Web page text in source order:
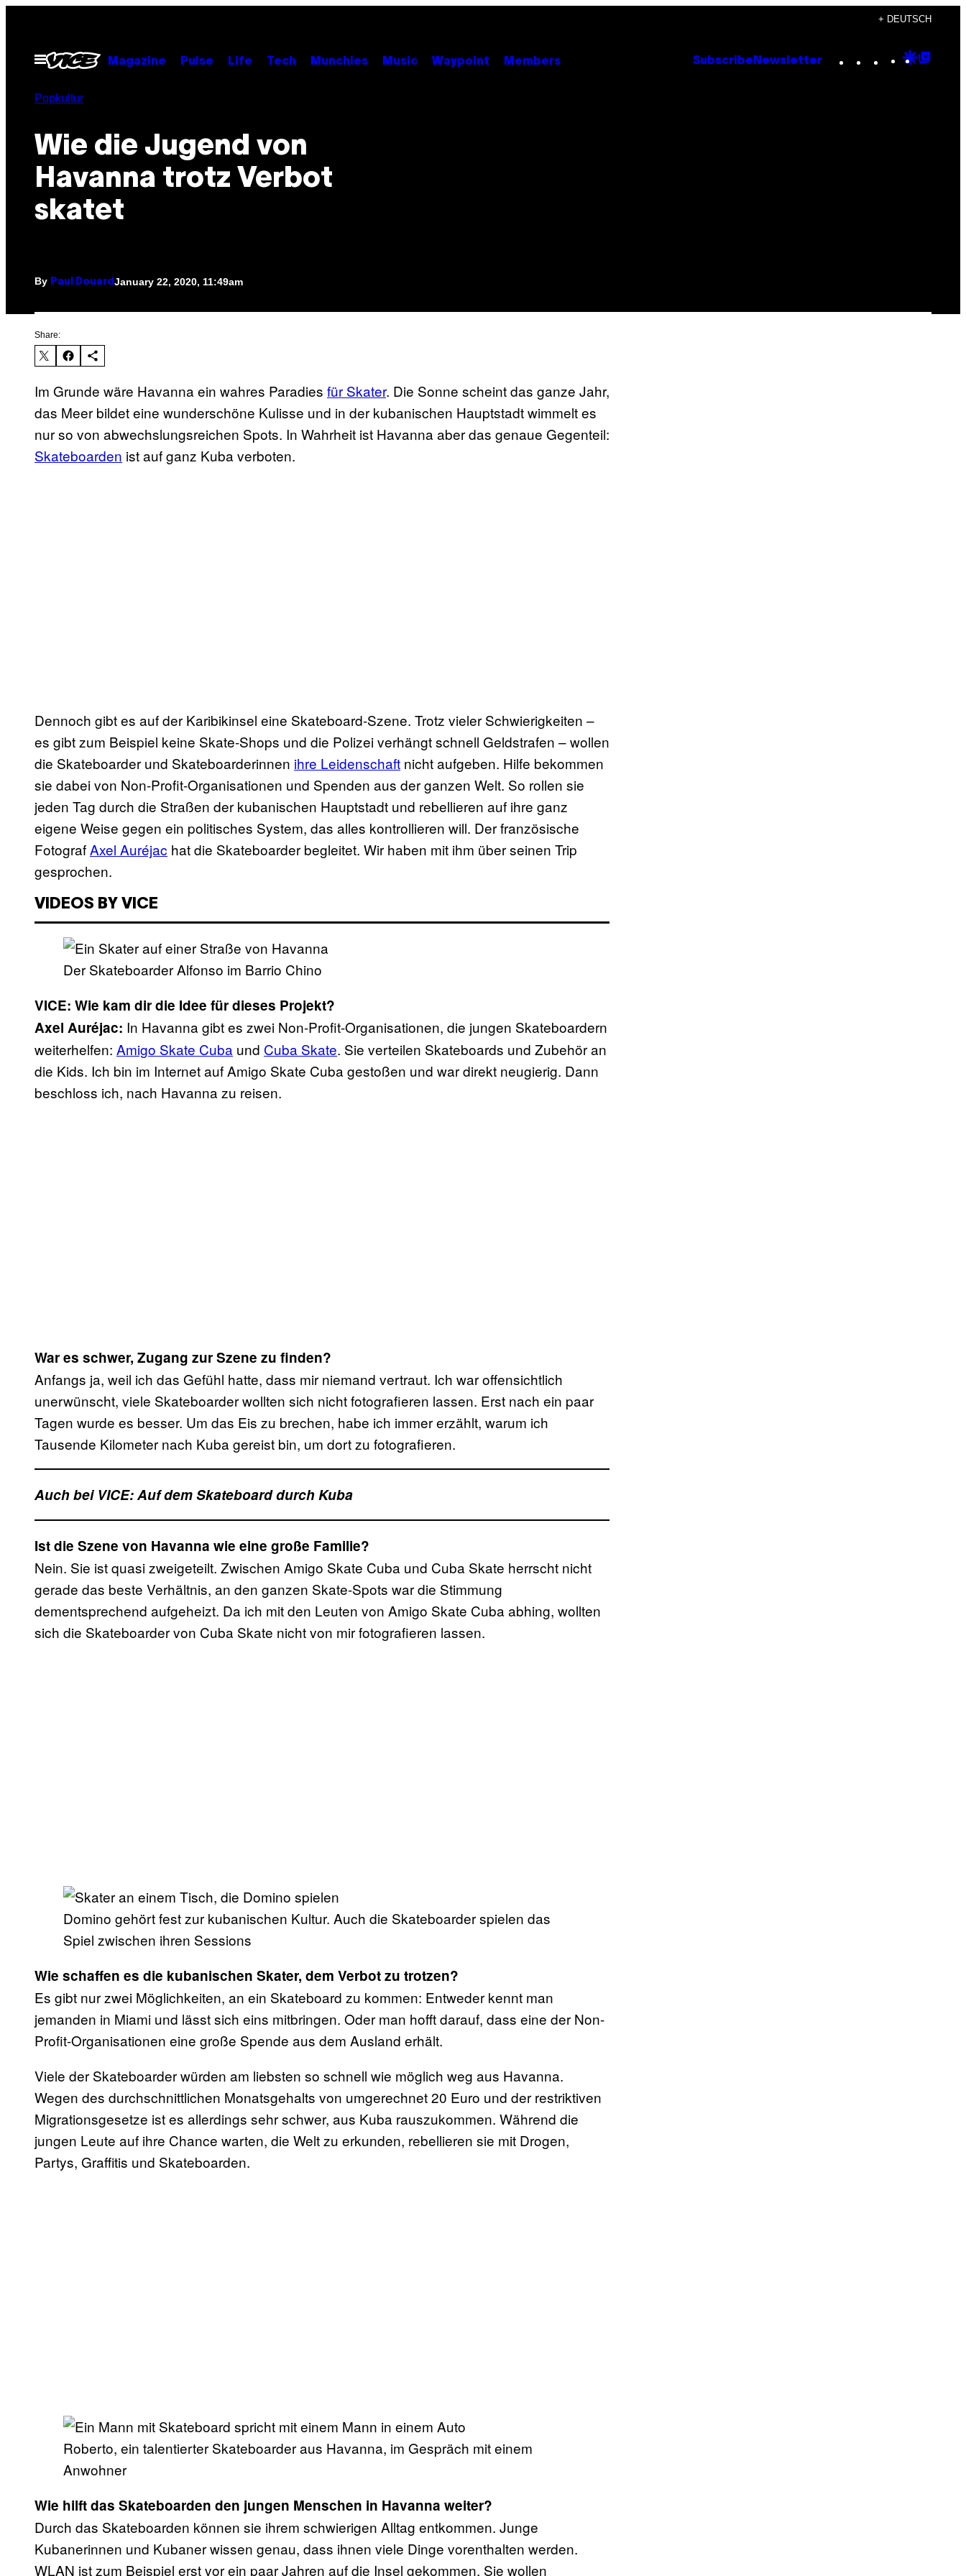
content
+ DEUTSCH
Open
Menu
Magazine Pulse Life Tech Munchies Music Waypoint Members Subscribe Newsletter Instagram
TikTok
YouTube
Google
Popkultur
Wie die Jugend von
Havanna trotz Verbot
skatet
By Paul Douard January 22, 2020, 11:49am
Share:
Im Grunde wäre Havanna ein wahres Paradies für Skater. Die Sonne scheint das ganze Jahr,
das Meer bildet eine wunderschöne Kulisse und in der kubanischen Hauptstadt wimmelt es
nur so von abwechslungsreichen Spots. In Wahrheit ist Havanna aber das genaue Gegenteil:
Skateboarden ist auf ganz Kuba verboten.
Dennoch gibt es auf der Karibikinsel eine Skateboard-Szene. Trotz vieler Schwierigkeiten –
es gibt zum Beispiel keine Skate-Shops und die Polizei verhängt schnell Geldstrafen – wollen
die Skateboarder und Skateboarderinnen ihre Leidenschaft nicht aufgeben. Hilfe bekommen
sie dabei von Non-Profit-Organisationen und Spenden aus der ganzen Welt. So rollen sie
jeden Tag durch die Straßen der kubanischen Hauptstadt und rebellieren auf ihre ganz
eigene Weise gegen ein politisches System, das alles kontrollieren will. Der französische
FotografAxel Auréjac hat die Skateboarder begleitet. Wir haben mit ihm über seinen Trip
gesprochen.
VIDEOS BY VICE
Der Skateboarder Alfonso im Barrio Chino
VICE: Wie kam dir die Idee für dieses Projekt?
Axel Auréjac: In Havanna gibt es zwei Non-Profit-Organisationen, die jungen Skateboardern
weiterhelfen: Amigo Skate Cuba und Cuba Skate. Sie verteilen Skateboards und Zubehör an
die Kids. Ich bin im Internet auf Amigo Skate Cuba gestoßen und war direkt neugierig. Dann
beschloss ich, nach Havanna zu reisen.
War es schwer, Zugang zur Szene zu finden?
Anfangs ja, weil ich das Gefühl hatte, dass mir niemand vertraut. Ich war offensichtlich
unerwünscht, viele Skateboarder wollten sich nicht fotografieren lassen. Erst nach ein paar
Tagen wurde es besser. Um das Eis zu brechen, habe ich immer erzählt, warum ich
Tausende Kilometer nach Kuba gereist bin, um dort zu fotografieren.
Auch bei VICE: Auf dem Skateboard durch Kuba
Ist die Szene von Havanna wie eine große Familie?
Nein. Sie ist quasi zweigeteilt. Zwischen Amigo Skate Cuba und Cuba Skate herrscht nicht
gerade das beste Verhältnis, an den ganzen Skate-Spots war die Stimmung
dementsprechend aufgeheizt. Da ich mit den Leuten von Amigo Skate Cuba abhing, wollten
sich die Skateboarder von Cuba Skate nicht von mir fotografieren lassen.
Domino gehört fest zur kubanischen Kultur. Auch die Skateboarder spielen das
Spiel zwischen ihren Sessions
Wie schaffen es die kubanischen Skater, dem Verbot zu trotzen?
Es gibt nur zwei Möglichkeiten, an ein Skateboard zu kommen: Entweder kennt man
jemanden in Miami und lässt sich eins mitbringen. Oder man hofft darauf, dass eine der Non-
Profit-Organisationen eine große Spende aus dem Ausland erhält.
Viele der Skateboarder würden am liebsten so schnell wie möglich weg aus Havanna.
Wegen des durchschnittlichen Monatsgehalts von umgerechnet 20 Euro und der restriktiven
Migrationsgesetze ist es allerdings sehr schwer, aus Kuba rauszukommen. Während die
jungen Leute auf ihre Chance warten, die Welt zu erkunden, rebellieren sie mit Drogen,
Partys, Graffitis und Skateboarden.
Roberto, ein talentierter Skateboarder aus Havanna, im Gespräch mit einem
Anwohner
Wie hilft das Skateboarden den jungen Menschen in Havanna weiter?
Durch das Skateboarden können sie ihrem schwierigen Alltag entkommen. Junge
Kubanerinnen und Kubaner wissen genau, dass ihnen viele Dinge vorenthalten werden.
WLAN ist zum Beispiel erst vor ein paar Jahren auf die Insel gekommen. Sie wollen